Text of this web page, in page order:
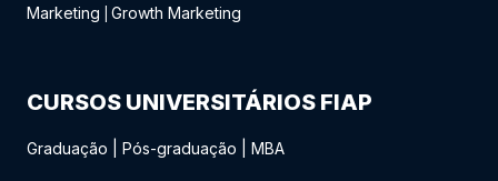
Marketing
Growth Marketing
CURSOS UNIVERSITÁRIOS FIAP
Graduação Pós-graduação MBA